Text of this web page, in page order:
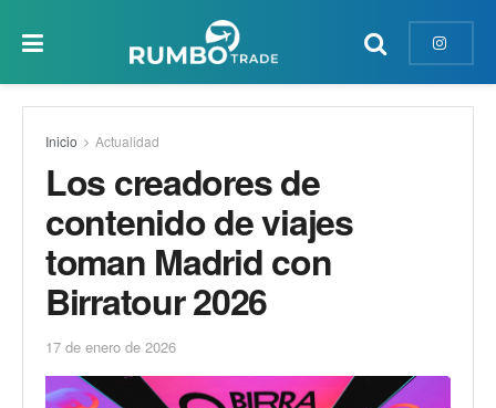
Inicio Actualidad
Los creadores de
contenido de viajes
toman Madrid con
Birratour 2026
17 de enero de 2026